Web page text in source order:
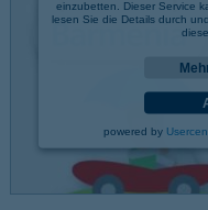
einzubetten. Dieser Service
lesen Sie die Details durch
powered by